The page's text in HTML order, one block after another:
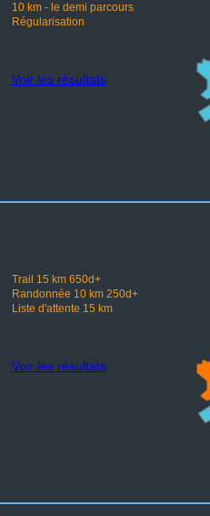
10 km - le demi parcours
Régularisation
Voir les résultats
Trail 15 km 650d+
Randonnée 10 km 250d+
Liste d'attente 15 km
Voir les résultats